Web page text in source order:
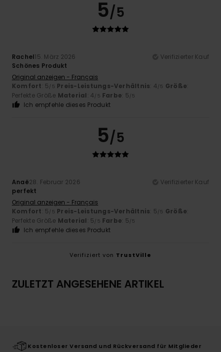
5/5
Rachel15. März 2026
Verifizierter Kauf
Schönes Produkt
Original anzeigen - Français
Komfort: 5/5 Preis-Leistungs-Verhältnis: 4/5 Größe:
Perfekte Größe Material: 4/5 Farbe: 5/5
Ich empfehle dieses Produkt
5/5
Anaë28. Februar 2026
Verifizierter Kauf
perfekt
Original anzeigen - Français
Komfort: 5/5 Preis-Leistungs-Verhältnis: 5/5 Größe:
Perfekte Größe Material: 5/5 Farbe: 5/5
Ich empfehle dieses Produkt
Verifiziert von TrustVille
ZULETZT ANGESEHENE ARTIKEL
Kostenloser Versand und Rückversand für Mitglieder